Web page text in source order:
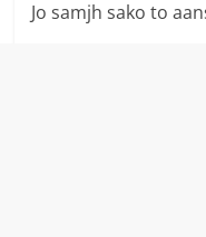
Jo samjh sako to